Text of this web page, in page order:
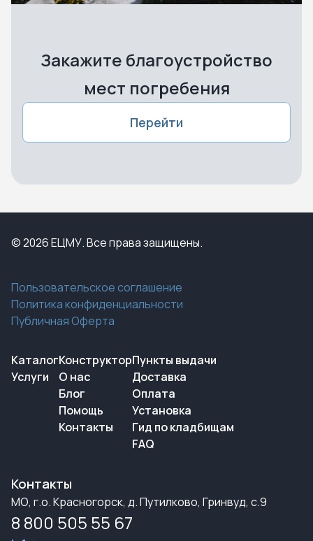
Закажите благоустройство
мест погребения
Перейти
© 2026 ЕЦМУ. Все права защищены.
Пользовательское соглашение
Политика конфиденциальности
Публичная Оферта
Каталог
Услуги
Конструктор
О нас
Блог
Помощь
Контакты
Пункты выдачи
Доставка
Оплата
Установка
Гид по кладбищам
FAQ
Контакты
МО, г.о. Красногорск, д. Путилково, Гринвуд, с.9
8 800 505 55 67